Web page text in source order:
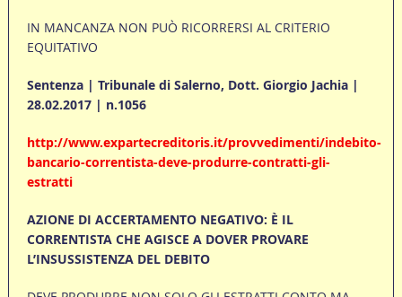
IN MANCANZA NON PUÒ RICORRERSI AL CRITERIO
EQUITATIVO
Sentenza | Tribunale di Salerno, Dott. Giorgio Jachia |
28.02.2017 | n.1056
http://www.expartecreditoris.it/provvedimenti/indebito-
bancario-correntista-deve-produrre-contratti-gli-
estratti
AZIONE DI ACCERTAMENTO NEGATIVO: È IL
CORRENTISTA CHE AGISCE A DOVER PROVARE
L’INSUSSISTENZA DEL DEBITO